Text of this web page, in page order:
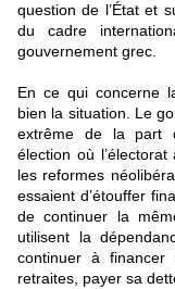
question de l’État et
du cadre
gouvernement grec.
En ce qui concerne
bien la situation. Le
extrême de la part
élection où
les reformes
essaient d’étouffer
de continuer la
utilisent la
continuer à
retraites, payer sa